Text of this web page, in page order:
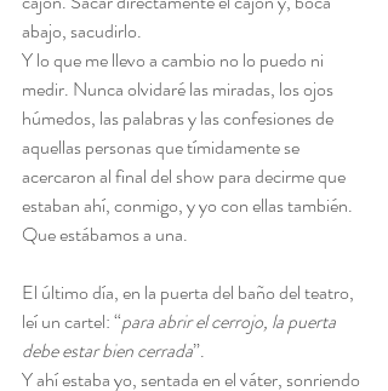
abajo, sacudirlo.
Y lo que me llevo a cambio no lo puedo ni
medir. Nunca olvidaré las miradas, los ojos
húmedos, las palabras y las confesiones de
aquellas personas que tímidamente se
acercaron al final del show para decirme que
estaban ahí, conmigo, y yo con ellas también.
Que estábamos a una.
El último día, en la puerta del baño del teatro,
leí un cartel: “para abrir el cerrojo, la puerta
debe estar bien cerrada”.
Y ahí estaba yo, sentada en el váter, sonriendo